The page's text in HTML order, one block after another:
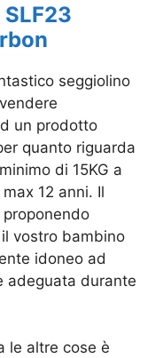
seggiolino
un prodotto
quanto riguarda
di 15KG a
12 anni. Il
vostro bambino
idoneo ad
adeguata durante
le altre cose è